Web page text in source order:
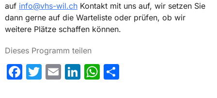
auf info@vhs-wil.ch Kontakt mit uns auf, wir setzen Sie
dann gerne auf die Warteliste oder prüfen, ob wir
weitere Plätze schaffen können.
Dieses Programm teilen
Facebook
Twitter
EmailLinkedIn
WhatsApp